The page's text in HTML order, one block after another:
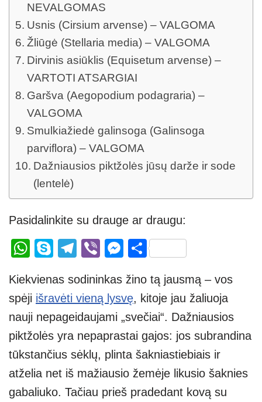
NEVALGOMAS
Usnis (Cirsium arvense) – VALGOMA
Žliūgė (Stellaria media) – VALGOMA
Dirvinis asiūklis (Equisetum arvense) –
VARTOTI ATSARGIAI
Garšva (Aegopodium podagraria) –
VALGOMA
Smulkiažiedė galinsoga (Galinsoga
parviflora) – VALGOMA
Dažniausios piktžolės jūsų darže ir sode
(lentelė)
Pasidalinkite su drauge ar draugu:
W
at
s
A
p
p
S
p
e
T
e
gr
a
m
Vi
er
M
ss
e
n
g
er
S
ar
e
Kiekvienas sodininkas žino tą jausmą – vos
spėji išravėti vieną lysvę, kitoje jau žaliuoja
nauji nepageidaujami „svečiai“. Dažniausios
piktžolės yra nepaprastai gajos: jos subrandina
tūkstančius sėklų, plinta šakniastiebiais ir
atželia net iš mažiausio žemėje likusio šaknies
gabaliuko. Tačiau prieš pradedant kovą su